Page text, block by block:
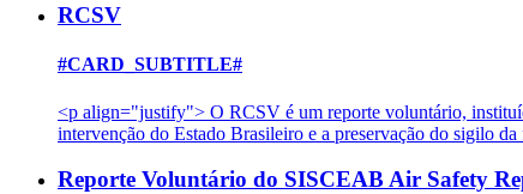
RCSV
#CARD_SUBTITLE#
<p align="justify"> O RCSV é um reporte voluntário,
intervenção do Estado Brasileiro e a preservação do sigilo
Reporte Voluntário do SISCEAB Air Safety